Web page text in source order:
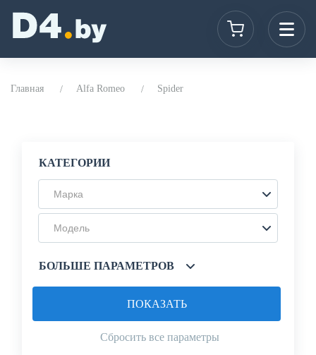
Главная Alfa Romeo Spider
КАТЕГОРИИ
Марка
Модель
БОЛЬШЕ ПАРАМЕТРОВ
Сбросить все параметры
ПОКАЗАТЬ